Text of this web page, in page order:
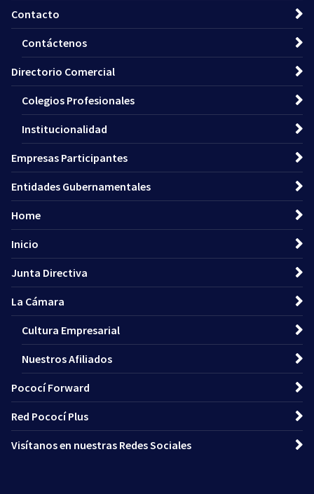
Contacto
Contáctenos
Directorio Comercial
Colegios Profesionales
Institucionalidad
Empresas Participantes
Entidades Gubernamentales
Home
Inicio
Junta Directiva
La Cámara
Cultura Empresarial
Nuestros Afiliados
Pococí Forward
Red Pococí Plus
Visítanos en nuestras Redes Sociales